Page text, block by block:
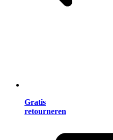
Gratis
retourneren